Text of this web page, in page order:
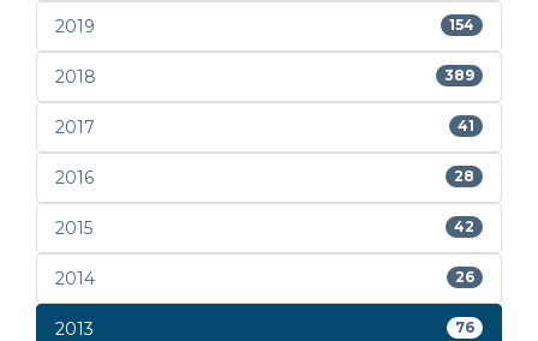
2019 154
2018 389
2017 41
2016 28
2015 42
2014 26
2013 76